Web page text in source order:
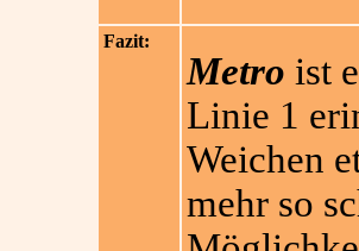
Fazit:
Metro ist
Linie 1
Weichen
mehr so